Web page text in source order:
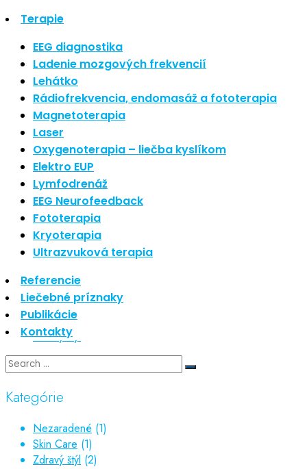
Terapie
EEG diagnostika
Ladenie mozgových frekvencií
Lehátko
Rádiofrekvencia, endomasáž a fototerapia
Magnetoterapia
Laser
Oxygenoterapia – liečba kyslíkom
Elektro EUP
Lymfodrenáž
EEG Neurofeedback
Fototerapia
Kryoterapia
Ultrazvuková terapia
Referencie
Liečebné príznaky
Publikácie
Kontakty
Najnovšie články
Nové polarizované svetlo
So psoriázou netreba žiť
Rozšírenie služieb
Hudba a vývoj mozgu
Najnovšie komentáre
Žiadne komentáre na zobrazenie.
Archív
september 2021
apríl 2021
august 2020
Kategórie
Nezaradené
Skin Care
Zdravý štýl
Kategórie
Nezaradené (1)
Skin Care (1)
Zdravý štýl (2)